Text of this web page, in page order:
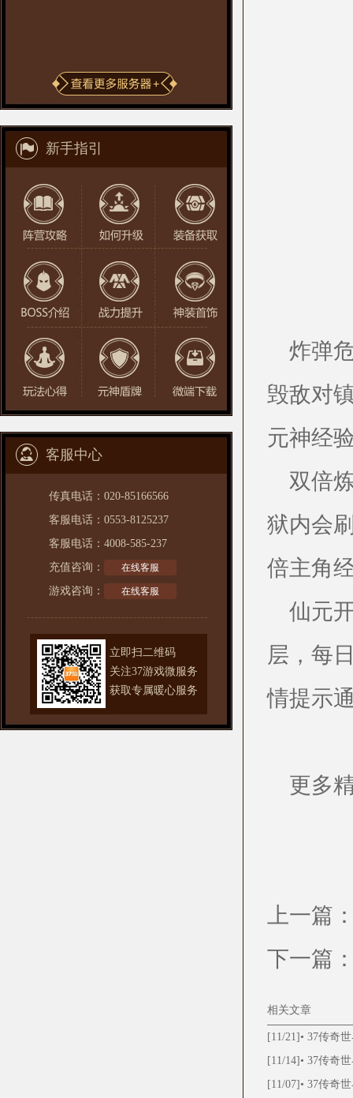
新手指引
客服中心
传真电话：020-85166566
客服电话：0553-8125237
客服电话：4008-585-237
充值咨询：
在线客服
游戏咨询： 在线客服
立即扫二维码
关注37游戏微服务
获取专属暖心服务
炸弹
毁敌对
元神经
双倍
狱内会
倍主角
仙元
层，每
情提示
更多
上一篇
下一篇
相关文章
[11/21]• 37传奇
[11/14]• 37传奇
[11/07]• 37传奇